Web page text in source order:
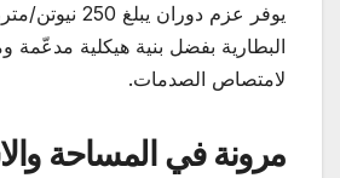
يوفر عزم دوران
البطارية بفضل بنية هيكلية مدعّمة
لامتصاص الصدمات.
مرونة في المساحة